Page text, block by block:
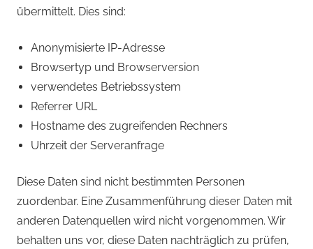
übermittelt. Dies sind:
Anonymisierte IP-Adresse
Browsertyp und Browserversion
verwendetes Betriebssystem
Referrer URL
Hostname des zugreifenden Rechners
Uhrzeit der Serveranfrage
Diese Daten sind nicht bestimmten Personen
zuordenbar. Eine Zusammenführung dieser Daten mit
anderen Datenquellen wird nicht vorgenommen. Wir
behalten uns vor, diese Daten nachträglich zu prüfen,